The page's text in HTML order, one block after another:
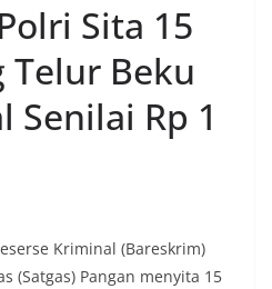
Sita 15
Telur Beku
Senilai Rp 1
Kriminal (Bareskrim)
(Satgas) Pangan menyita 15